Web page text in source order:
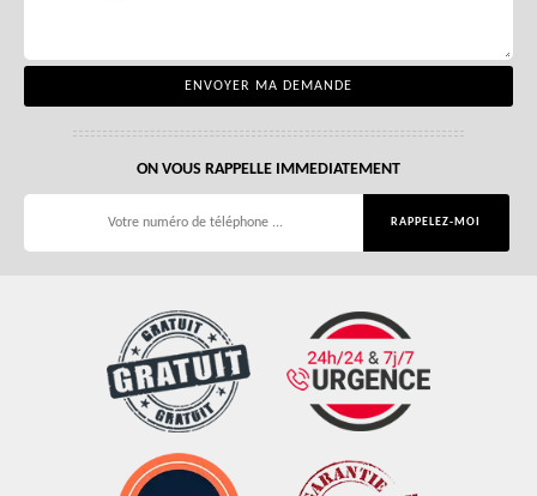
ON VOUS RAPPELLE IMMEDIATEMENT